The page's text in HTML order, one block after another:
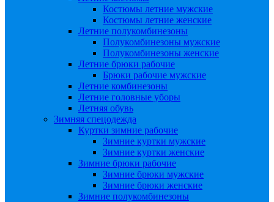
Костюмы летние мужские
Костюмы летние женские
Летние полукомбинезоны
Полукомбинезоны мужские
Полукомбинезоны женские
Летние брюки рабочие
Брюки рабочие мужские
Летние комбинезоны
Летние головные уборы
Летняя обувь
Зимняя спецодежда
Куртки зимние рабочие
Зимние куртки мужские
Зимние куртки женские
Зимние брюки рабочие
Зимние брюки мужские
Зимние брюки женские
Зимние полукомбинезоны